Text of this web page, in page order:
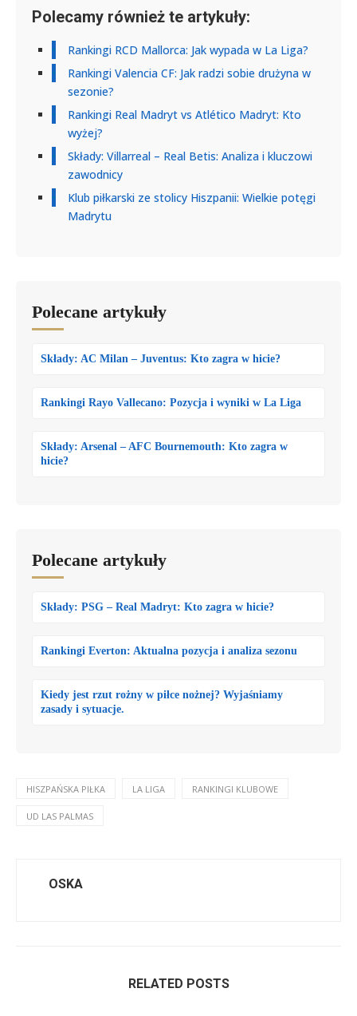
Polecamy również te artykuły:
Rankingi RCD Mallorca: Jak wypada w La Liga?
Rankingi Valencia CF: Jak radzi sobie drużyna w
sezonie?
Rankingi Real Madryt vs Atlético Madryt: Kto
wyżej?
Składy: Villarreal – Real Betis: Analiza i kluczowi
zawodnicy
Klub piłkarski ze stolicy Hiszpanii: Wielkie potęgi
Madrytu
Polecane artykuły
Składy: AC Milan – Juventus: Kto zagra w hicie?
Rankingi Rayo Vallecano: Pozycja i wyniki w La Liga
Składy: Arsenal – AFC Bournemouth: Kto zagra w
hicie?
Polecane artykuły
Składy: PSG – Real Madryt: Kto zagra w hicie?
Rankingi Everton: Aktualna pozycja i analiza sezonu
Kiedy jest rzut rożny w piłce nożnej? Wyjaśniamy
zasady i sytuacje.
HISZPAŃSKA PIŁKA LA LIGA RANKINGI KLUBOWE
UD LAS PALMAS
OSKA
RELATED POSTS